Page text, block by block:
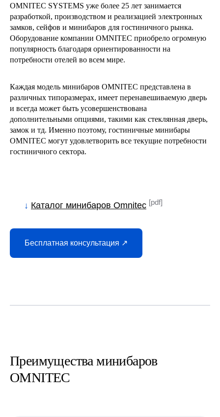
OMNITEC SYSTEMS уже более 25 лет занимается
разработкой, производством и реализацией электронных
замков, сейфов и минибаров для гостиничного рынка.
Оборудование компании OMNITEC приобрело огромную
популярность благодаря ориентированности на
потребности отелей во всем мире.
Каждая модель минибаров OMNITEC представлена в
различных типоразмерах, имеет перенавешиваемую дверь
и всегда может быть усовершенствована
дополнительными опциями, такими как стеклянная дверь,
замок и тд. Именно поэтому, гостиничные минибары
OMNITEC могут удовлетворить все текущие потребности
гостиничного сектора.
Бесплатная консультация ↗
↓ Каталог минибаров Omnitec [pdf]
Преимущества минибаров
OMNITEC